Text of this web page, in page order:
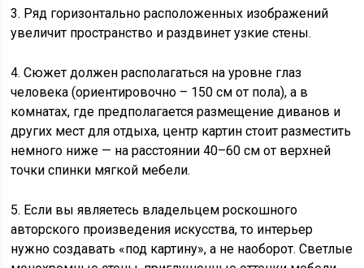
3. Ряд горизонтально расположенных изображений
увеличит пространство и раздвинет узкие стены.
4. Сюжет должен располагаться на уровне глаз
человека (ориентировочно – 150 см от пола), а в
комнатах, где предполагается размещение диванов и
других мест для отдыха, центр картин стоит разместить
немного ниже — на расстоянии 40–60 см от верхней
точки спинки мягкой мебели.
5. Если вы являетесь владельцем роскошного
авторского произведения искусства, то интерьер
нужно создавать «под картину», а не наоборот. Светлые